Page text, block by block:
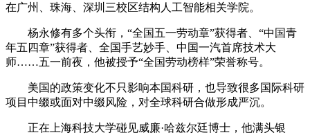
在广州、珠海、深圳三校区结构人工智能相关学院。
杨永修有多个头衔，“全国五一劳动章”获得者、“中国青
年五四章”获得者、全国手艺妙手、中国一汽首席技术大
师……五一前夜，他被授予“全国劳动榜样”荣誉称号。
美国的政策变化不只影响本国科研，也导致很多国际科研
项目中缀或面对中缀风险，对全球科研合做形成严沉。
正在上海科技大学碰见威廉·哈兹尔廷博士，他满头银